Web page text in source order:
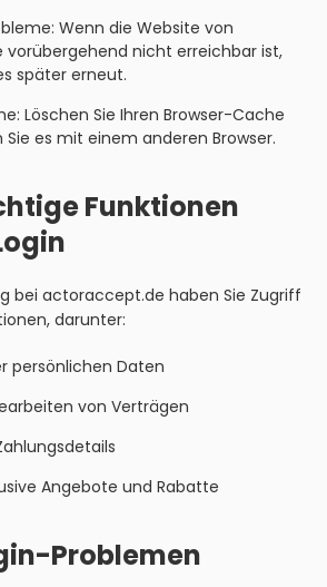
Wenn die Website von
nicht erreichbar ist,
später erneut.
Löschen Sie Ihren Browser-Cache
es mit einem anderen Browser.
Funktionen
bei actoraccept.de haben Sie Zugriff
darunter:
persönlichen Daten
von Verträgen
Angebote und Rabatte
Problemen